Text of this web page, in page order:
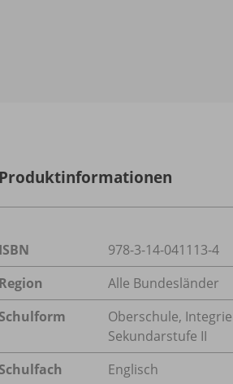
Produktinformationen
ISBN
978-3-14-041113-4
Region
Alle Bundesländer
Schulform
Oberschule,
Sekundarstufe II
Schulfach
Englisch